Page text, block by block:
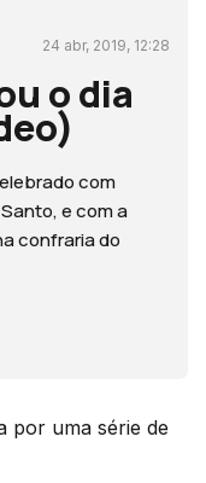
24 abr, 2019, 12:28
o dia
com
e com a
confraria do
por uma série de